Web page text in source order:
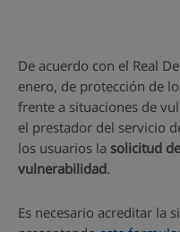
De acuerdo con el Real
enero, de protección de
frente a situaciones de
el prestador del servicio
los usuarios la solicitud
vulnerabilidad.
Es necesario acreditar la